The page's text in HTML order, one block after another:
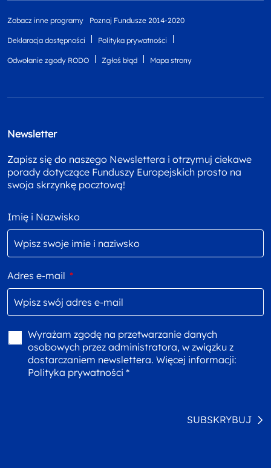
Zobacz inne programy Poznaj Fundusze 2014-2020
Deklaracja dostępności Polityka prywatności
Odwołanie zgody RODO Zgłoś błąd Mapa strony
Newsletter
Zapisz się do naszego Newslettera i otrzymuj ciekawe
porady dotyczące Funduszy Europejskich prosto na
swoja skrzynkę pocztową!
Imię i Nazwisko
Adres e-mail *
Wyrażam zgodę na przetwarzanie danych
osobowych przez administratora, w związku z
dostarczaniem newslettera. Więcej informacji:
Polityka prywatności *
SUBSKRYBUJ